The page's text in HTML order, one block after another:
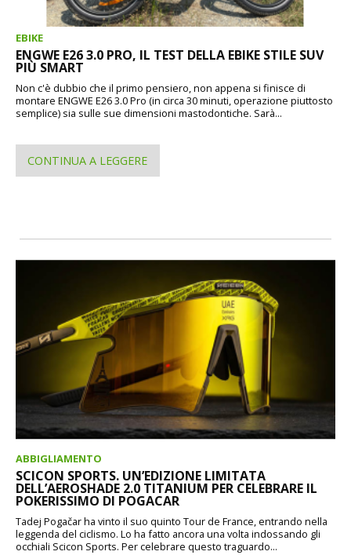
EBIKE
ENGWE E26 3.0 PRO, IL TEST DELLA EBIKE STILE SUV
PIÙ SMART
Non c'è dubbio che il primo pensiero, non appena si finisce di
montare ENGWE E26 3.0 Pro (in circa 30 minuti, operazione piuttosto
semplice) sia sulle sue dimensioni mastodontiche. Sarà...
CONTINUA A LEGGERE
ABBIGLIAMENTO
SCICON SPORTS. UN’EDIZIONE LIMITATA
DELL’AEROSHADE 2.0 TITANIUM PER CELEBRARE IL
POKERISSIMO DI POGACAR
Tadej Pogačar ha vinto il suo quinto Tour de France, entrando nella
leggenda del ciclismo. Lo ha fatto ancora una volta indossando gli
occhiali Scicon Sports. Per celebrare questo traguardo...